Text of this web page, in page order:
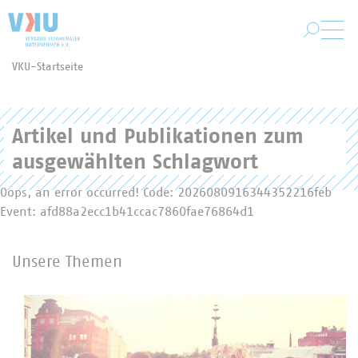
VKU-Startseite
Artikel und Publikationen zum
ausgewählten Schlagwort
Oops, an error occurred! Code: 2026080916344352216feb
Event: afd88a2ecc1b41ccac7860fae76864d1
Unsere Themen